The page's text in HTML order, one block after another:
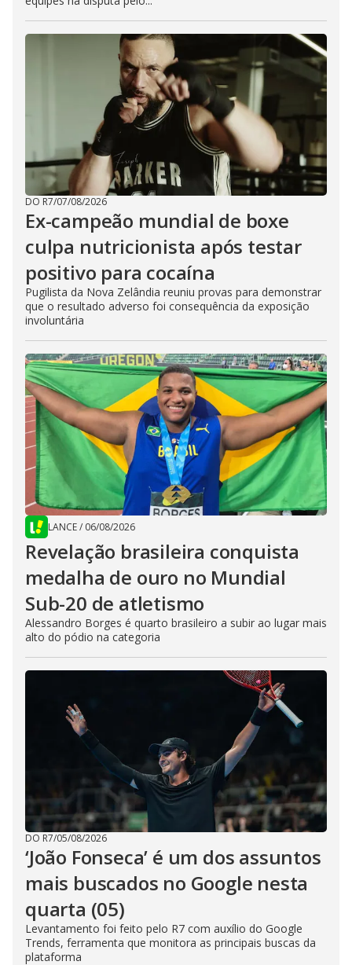
DO R7/07/08/2026
Ex-campeão mundial de boxe
culpa nutricionista após testar
positivo para cocaína
Pugilista da Nova Zelândia reuniu provas para demonstrar
que o resultado adverso foi consequência da exposição
involuntária
LANCE/ 06/08/2026
Revelação brasileira conquista
medalha de ouro no Mundial
Sub-20 de atletismo
Alessandro Borges é quarto brasileiro a subir ao lugar mais
alto do pódio na categoria
DO R7/05/08/2026
‘João Fonseca’ é um dos assuntos
mais buscados no Google nesta
quarta (05)
Levantamento foi feito pelo R7 com auxílio do Google
Trends, ferramenta que monitora as principais buscas da
plataforma